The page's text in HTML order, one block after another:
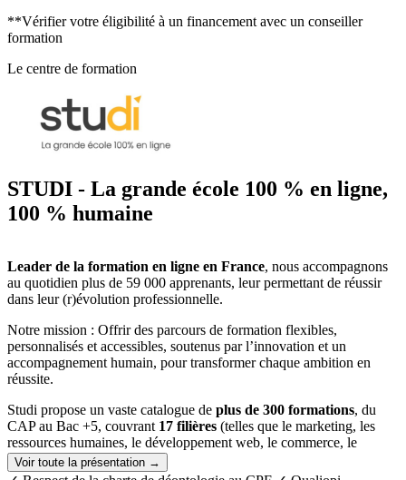
**Vérifier votre éligibilité à un financement avec un conseiller
formation
Le centre de formation
STUDI - La grande école 100 % en ligne,
100 % humaine
Leader de la formation en ligne en France, nous accompagnons
au quotidien plus de 59 000 apprenants, leur permettant de réussir
dans leur (r)évolution professionnelle.
Notre mission : Offrir des parcours de formation flexibles,
personnalisés et accessibles, soutenus par l’innovation et un
accompagnement humain, pour transformer chaque ambition en
réussite.
Studi propose un vaste catalogue de plus de 300 formations, du
CAP au Bac +5, couvrant 17 filières (telles que le marketing, les
ressources humaines, le développement web, le commerce, le
design, la comptabilité, ou encore le juridique),
situations(personnes en poste, demandeurs d’emploi, jeunes).
Voir toute la présentation →